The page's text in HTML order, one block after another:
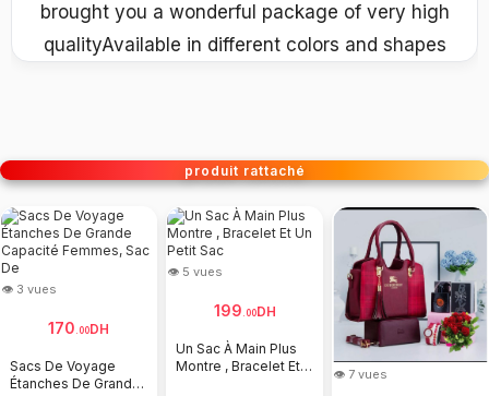
brought you a wonderful package of very high
qualityAvailable in different colors and shapes
produit rattaché
👁 3 vues
170 00DH
Sacs De Voyage
Étanches De Grande
👁 5 vues
199 00DH
Un Sac À Main Plus
Montre , Bracelet Et
👁 7 vues